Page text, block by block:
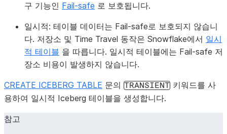
구 기능인 Fail-safe 로 보호됩니다.
일시적: 테이블 데이터는 Fail-safe로 보호되지 않습니
다. 저장소 및 Time Travel 동작은 Snowflake에서 일시
적 테이블 을 따릅니다. 일시적 테이블에는 Fail-safe 저
장소 비용이 발생하지 않습니다.
CREATE ICEBERG TABLE 문의 TRANSIENT 키워드를 사
용하여 일시적 Iceberg 테이블을 생성합니다.
참고